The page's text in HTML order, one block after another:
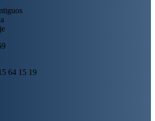
64 15 19